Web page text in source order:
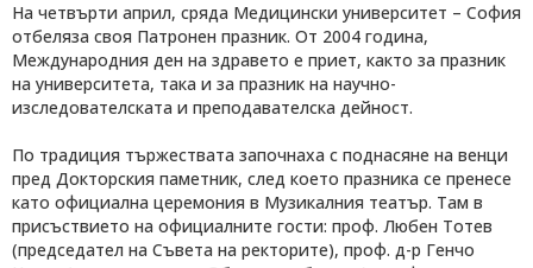
На четвърти април, сряда Медицински университет – София
отбеляза своя Патронен празник. От 2004 година,
Международния ден на здравето е приет, както за празник
на университета, така и за празник на научно-
изследователската и преподавателска дейност.
По традиция тържествата започнаха с поднасяне на венци
пред Докторския паметник, след което празника се пренесе
като официална церемония в Музикалния театър. Там в
присъствието на официалните гости: проф. Любен Тотев
(председател на Съвета на ректорите), проф. д-р Генчо